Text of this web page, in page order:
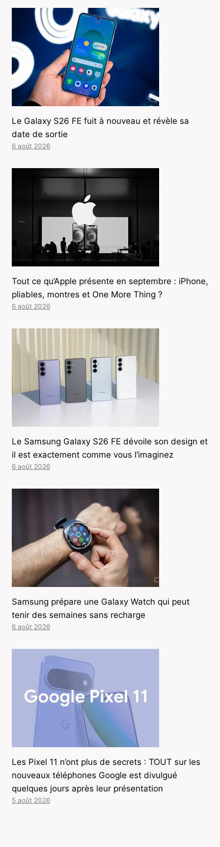
Le Galaxy S26 FE fuit à nouveau et révèle sa
date de sortie
6 août 2026
Tout ce qu’Apple présente en septembre : iPhone,
pliables, montres et One More Thing ?
6 août 2026
Le Samsung Galaxy S26 FE dévoile son design et
il est exactement comme vous l’imaginez
6 août 2026
Samsung prépare une Galaxy Watch qui peut
tenir des semaines sans recharge
6 août 2026
Les Pixel 11 n’ont plus de secrets : TOUT sur les
nouveaux téléphones Google est divulgué
quelques jours après leur présentation
5 août 2026